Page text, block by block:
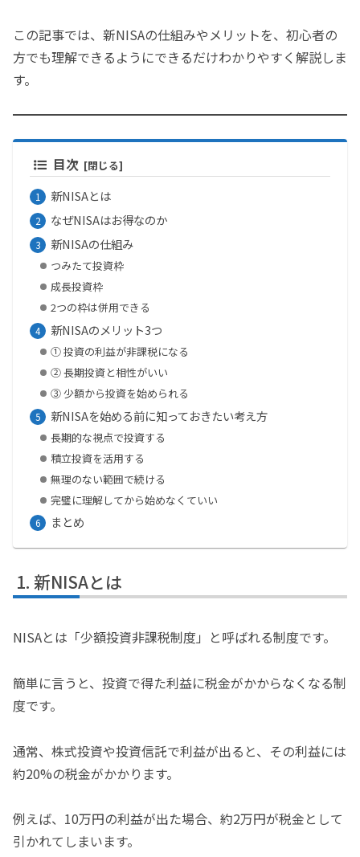
この記事では、新NISAの仕組みやメリットを、初心者の
方でも理解できるようにできるだけわかりやすく解説しま
す。
目次
新NISAとは
なぜNISAはお得なのか
新NISAの仕組み
つみたて投資枠
成長投資枠
2つの枠は併用できる
新NISAのメリット3つ
① 投資の利益が非課税になる
② 長期投資と相性がいい
③ 少額から投資を始められる
新NISAを始める前に知っておきたい考え方
長期的な視点で投資する
積立投資を活用する
無理のない範囲で続ける
完璧に理解してから始めなくていい
まとめ
新NISAとは
NISAとは「少額投資非課税制度」と呼ばれる制度です。
簡単に言うと、投資で得た利益に税金がかからなくなる制
度です。
通常、株式投資や投資信託で利益が出ると、その利益には
約20%の税金がかかります。
例えば、10万円の利益が出た場合、約2万円が税金として
引かれてしまいます。